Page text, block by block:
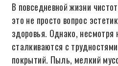
В повседневной жизни
это не просто вопрос
здоровья. Однако, несмотря
сталкиваются с
покрытий. Пыль, мелкий